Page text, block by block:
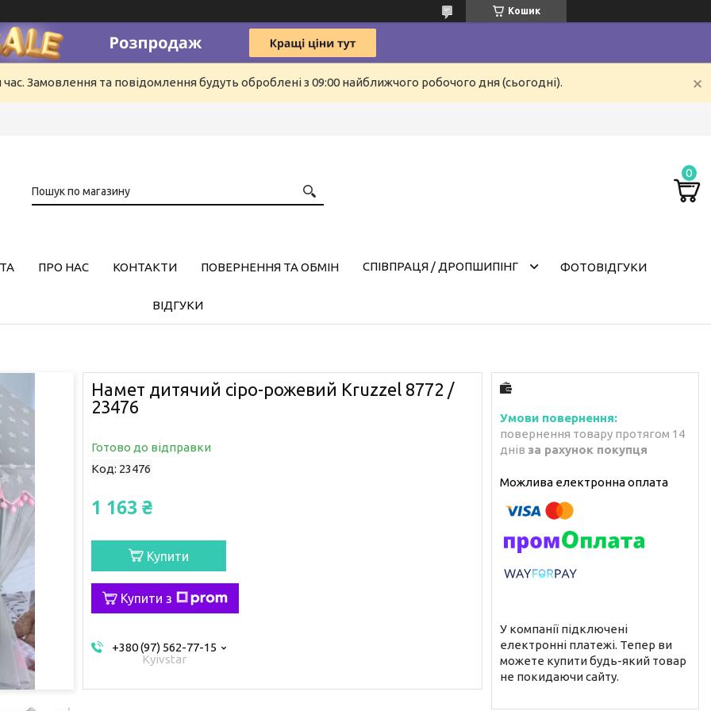
Кошик
час. Замовлення та повідомлення будуть оброблені з 09:00 найближчого робочого дня (сьогодні).
ПРО НАС КОНТАКТИ ПОВЕРНЕННЯ ТА ОБМІН СПІВПРАЦЯ / ДРОПШИПІНГ ФОТОВІДГУКИ
ВІДГУКИ
Намет дитячий сіро-рожевий Kruzzel 8772 /
23476
Готово до відправки
Код: 23476
1 163 ₴
Купити
Купити з
+380 (97) 562-77-15
Kyivstar
повернення товару протягом 14
днів за рахунок покупця
У компанії підключені
електронні платежі. Тепер ви
можете купити будь-який товар
не покидаючи сайту.